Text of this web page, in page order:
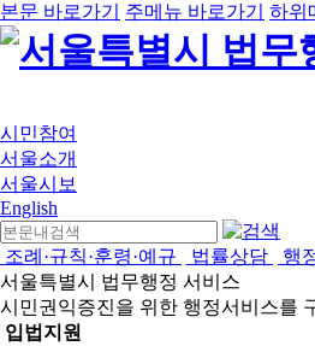
본문 바로가기 주메뉴 바로가기 하위
시민참여
서울소개
서울시보
English
조례·규칙·훈령·예규 법률상담 행
서울특별시 법무행정 서비스
시민권익증진을 위한 행정서비스를
입법지원